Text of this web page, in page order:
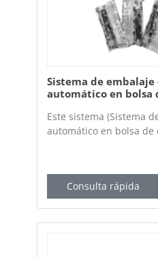
Sistema de
automático en bolsa
Este sistema (Sistema
automático en bolsa de
Consulta rápida